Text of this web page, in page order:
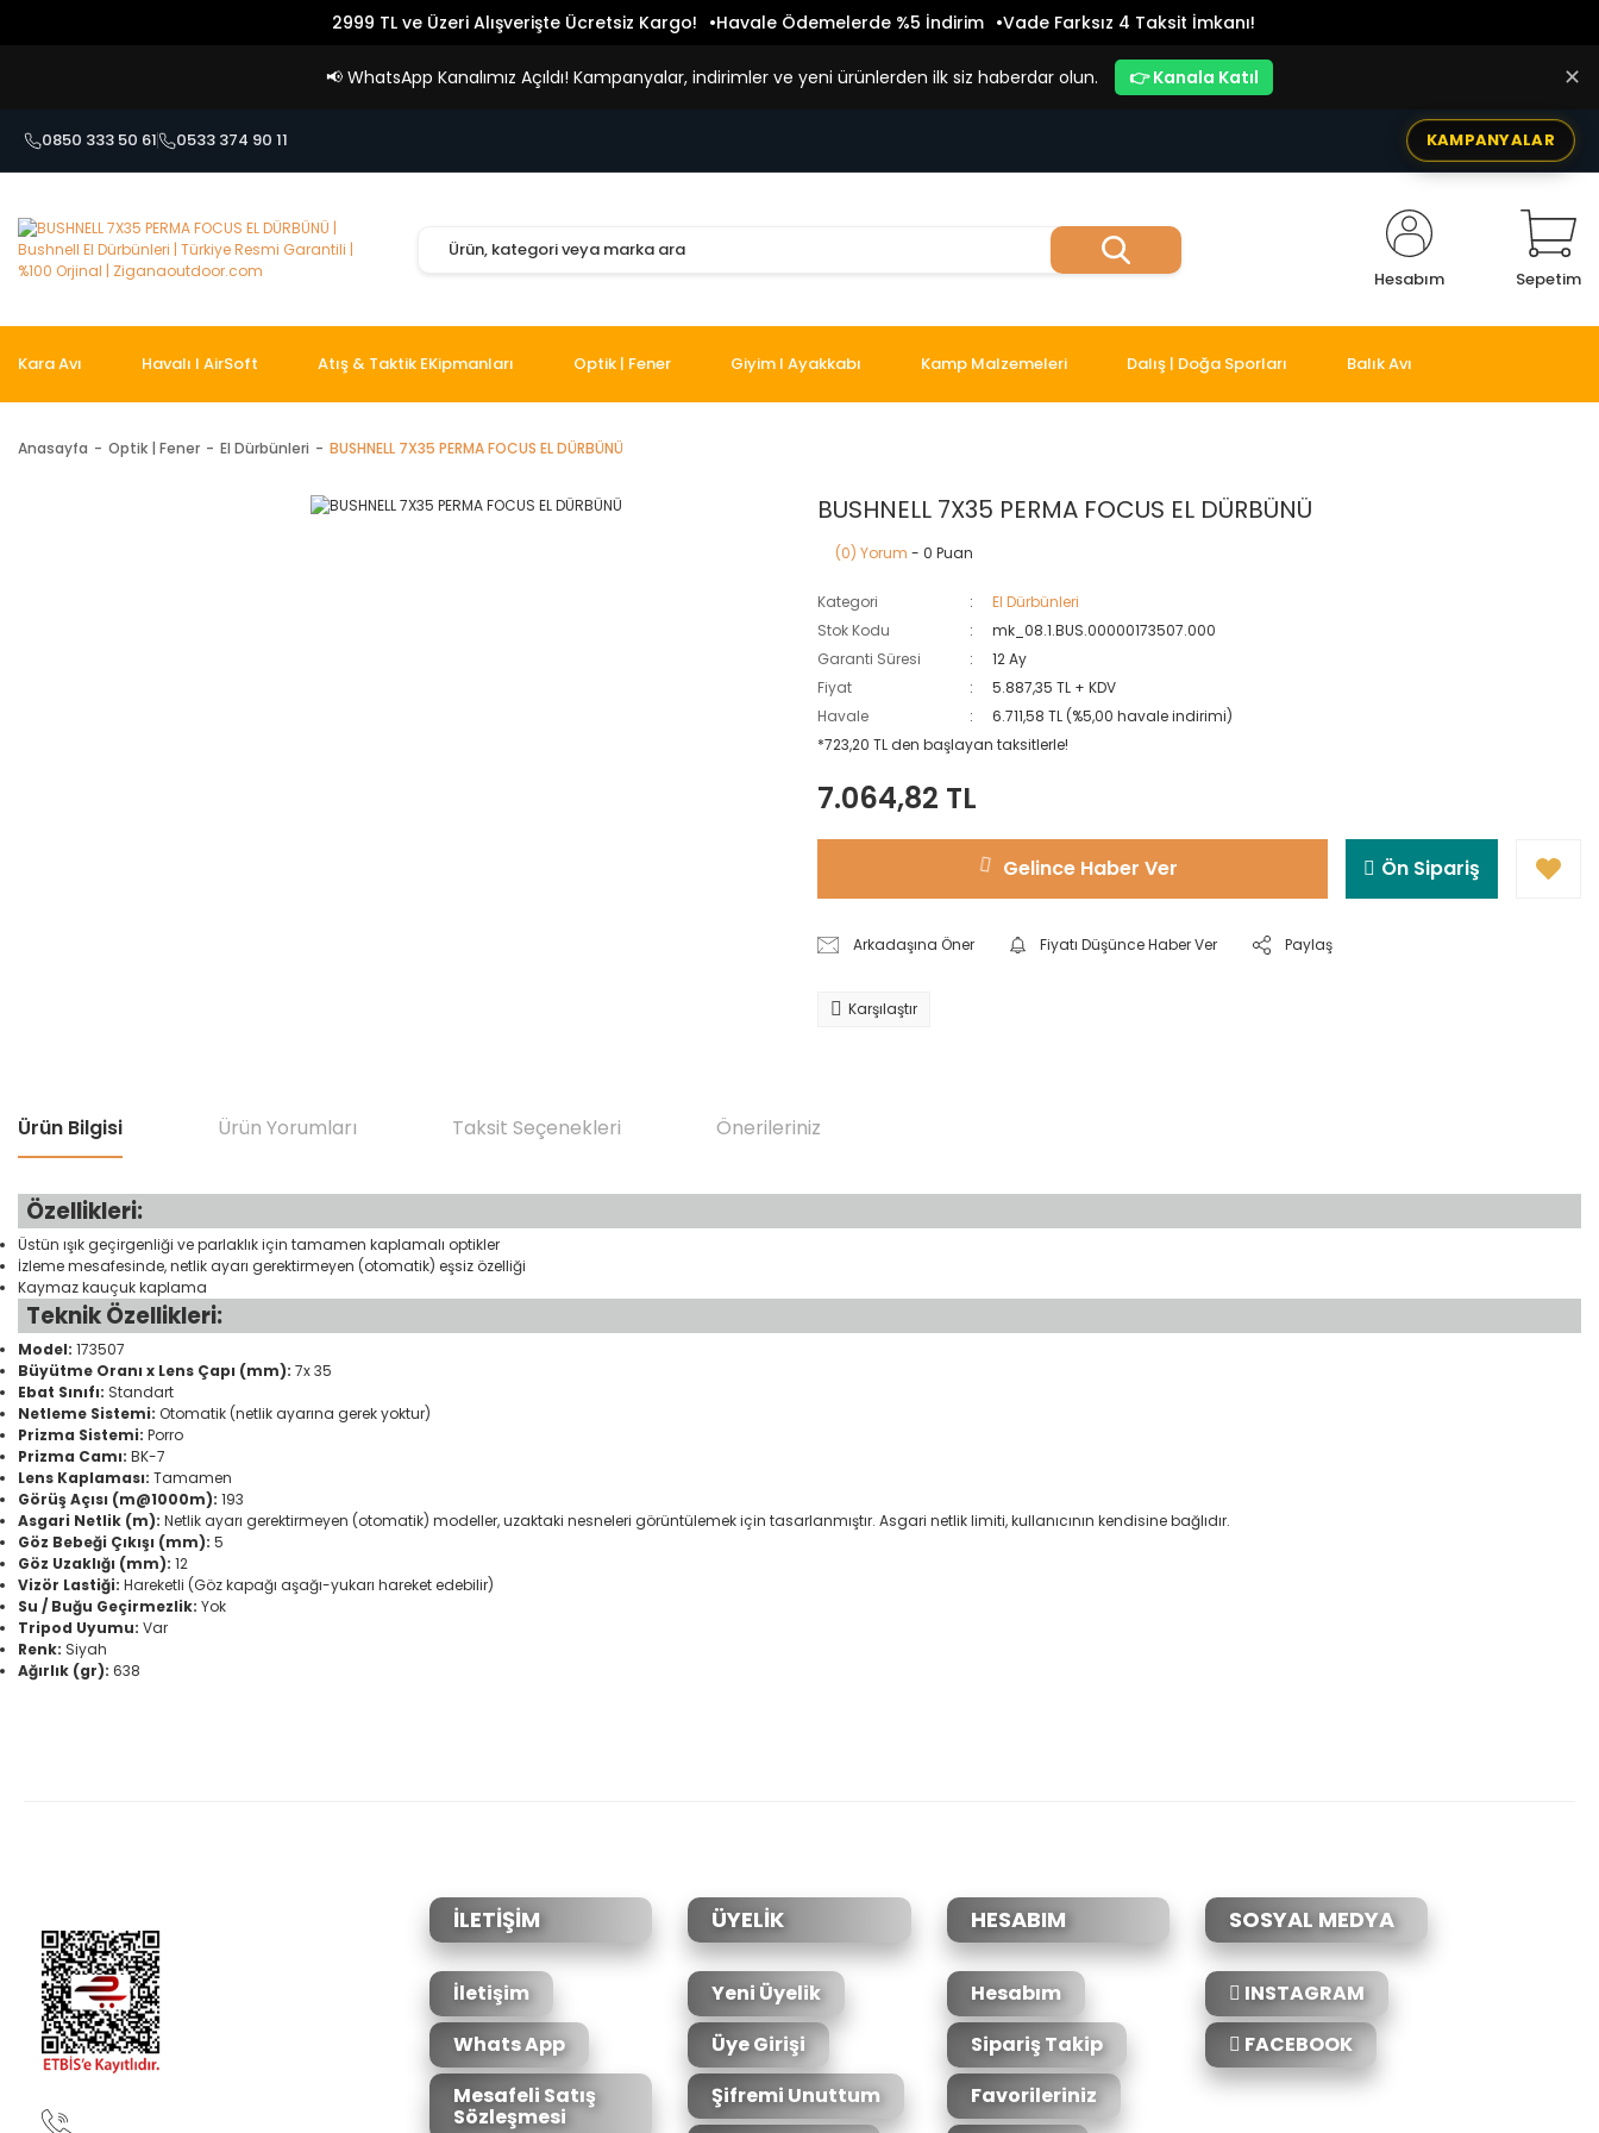
2999 TL ve Üzeri Alışverişte Ücretsiz Kargo! Havale Ödemelerde %5 İndirim Vade Farksız 4 Taksit İmkanı!
📢 WhatsApp Kanalımız Açıldı! Kampanyalar, indirimler ve yeni ürünlerden ilk siz haberdar olun. 👉 Kanala Katıl ✕
0850 333 50 61 0533 374 90 11 KAMPANYALAR
Hesabım Sepetim
Kara Avı Havalı I AirSoft Atış & Taktik EKipmanları Optik | Fener Giyim I Ayakkabı Kamp Malzemeleri Dalış | Doğa Sporları Balık Avı
Anasayfa Optik | Fener El Dürbünleri BUSHNELL 7X35 PERMA FOCUS EL DÜRBÜNÜ
BUSHNELL 7X35 PERMA FOCUS EL DÜRBÜNÜ
(0) Yorum - 0 Puan
Kategori
El Dürbünleri
Stok Kodu
mk_08.1.BUS.00000173507.000
Garanti Süresi
12 Ay
Fiyat
5.887,35 TL + KDV
Havale
6.711,58 TL (%5,00 havale indirimi)
*723,20 TL den başlayan taksitlerle!
7.064,82 TL
Gelince Haber Ver Ön Sipariş
Arkadaşına Öner Fiyatı Düşünce Haber Ver Paylaş
Karşılaştır
Ürün Bilgisi Ürün Yorumları Taksit Seçenekleri Önerileriniz
Özellikleri:
Üstün ışık geçirgenliği ve parlaklık için tamamen kaplamalı optikler
İzleme mesafesinde, netlik ayarı gerektirmeyen (otomatik) eşsiz özelliği
Kaymaz kauçuk kaplama
Teknik Özellikleri:
Model: 173507
Büyütme Oranı x Lens Çapı (mm): 7x 35
Ebat Sınıfı: Standart
Netleme Sistemi: Otomatik (netlik ayarına gerek yoktur)
Prizma Sistemi: Porro
Prizma Camı: BK-7
Lens Kaplaması: Tamamen
Görüş Açısı (m@1000m): 193
Asgari Netlik (m): Netlik ayarı gerektirmeyen (otomatik) modeller, uzaktaki nesneleri görüntülemek için tasarlanmıştır. Asgari netlik limiti, kullanıcının kendisine bağlıdır.
Göz Bebeği Çıkışı (mm): 5
Göz Uzaklığı (mm): 12
Vizör Lastiği: Hareketli (Göz kapağı aşağı-yukarı hareket edebilir)
Su / Buğu Geçirmezlik: Yok
Tripod Uyumu: Var
Renk: Siyah
Ağırlık (gr): 638
Ürün fiyatı diğer sitelerden daha pahalı.
Bu ürüne benzer farklı alternatifler olmalı.
İLETİŞİM
İletişim
Whats App
Mesafeli Satış
Sözleşmesi
ÜYELİK
Yeni Üyelik
Üye Girişi
Şifremi Unuttum
HESABIM
Hesabım
Sipariş Takip
Favorileriniz
SOSYAL MEDYA
INSTAGRAM
FACEBOOK